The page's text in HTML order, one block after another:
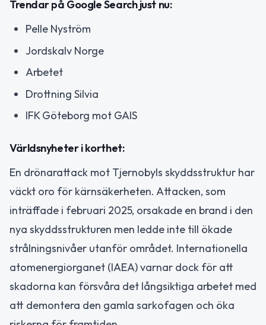
Trendar på Google Search just nu:
Pelle Nyström
Jordskalv Norge
Arbetet
Drottning Silvia
IFK Göteborg mot GAIS
Världsnyheter i korthet:
En drönarattack mot Tjernobyls skyddsstruktur har
väckt oro för kärnsäkerheten. Attacken, som
inträffade i februari 2025, orsakade en brand i den
nya skyddsstrukturen men ledde inte till ökade
strålningsnivåer utanför området. Internationella
atomenergiorganet (IAEA) varnar dock för att
skadorna kan försvåra det långsiktiga arbetet med
att demontera den gamla sarkofagen och öka